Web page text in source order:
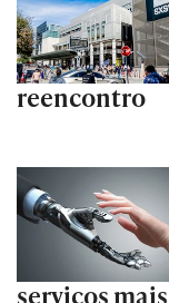
reencontro
serviços